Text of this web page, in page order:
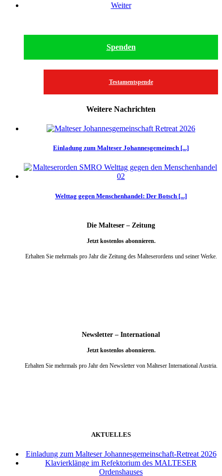
Weiter
Spenden
Testamentspende
Weitere Nachrichten
Einladung zum Malteser Johannesgemeinsch [...]
Welttag gegen Menschenhandel: Der Botsch [...]
Die Malteser – Zeitung
Jetzt kostenlos abonnieren.
Erhalten Sie mehrmals pro Jahr die Zeitung des Malteserordens und seiner Werke.
Newsletter – International
Jetzt kostenlos abonnieren.
Erhalten Sie mehrmals pro Jahr den Newsletter von Malteser International Austria.
AKTUELLES
Einladung zum Malteser Johannesgemeinschaft-Retreat 2026
Klavierklänge im Refektorium des MALTESER
Ordenshauses